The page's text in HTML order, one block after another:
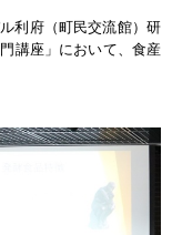
利府（町民交流館）研
講座」において、食産